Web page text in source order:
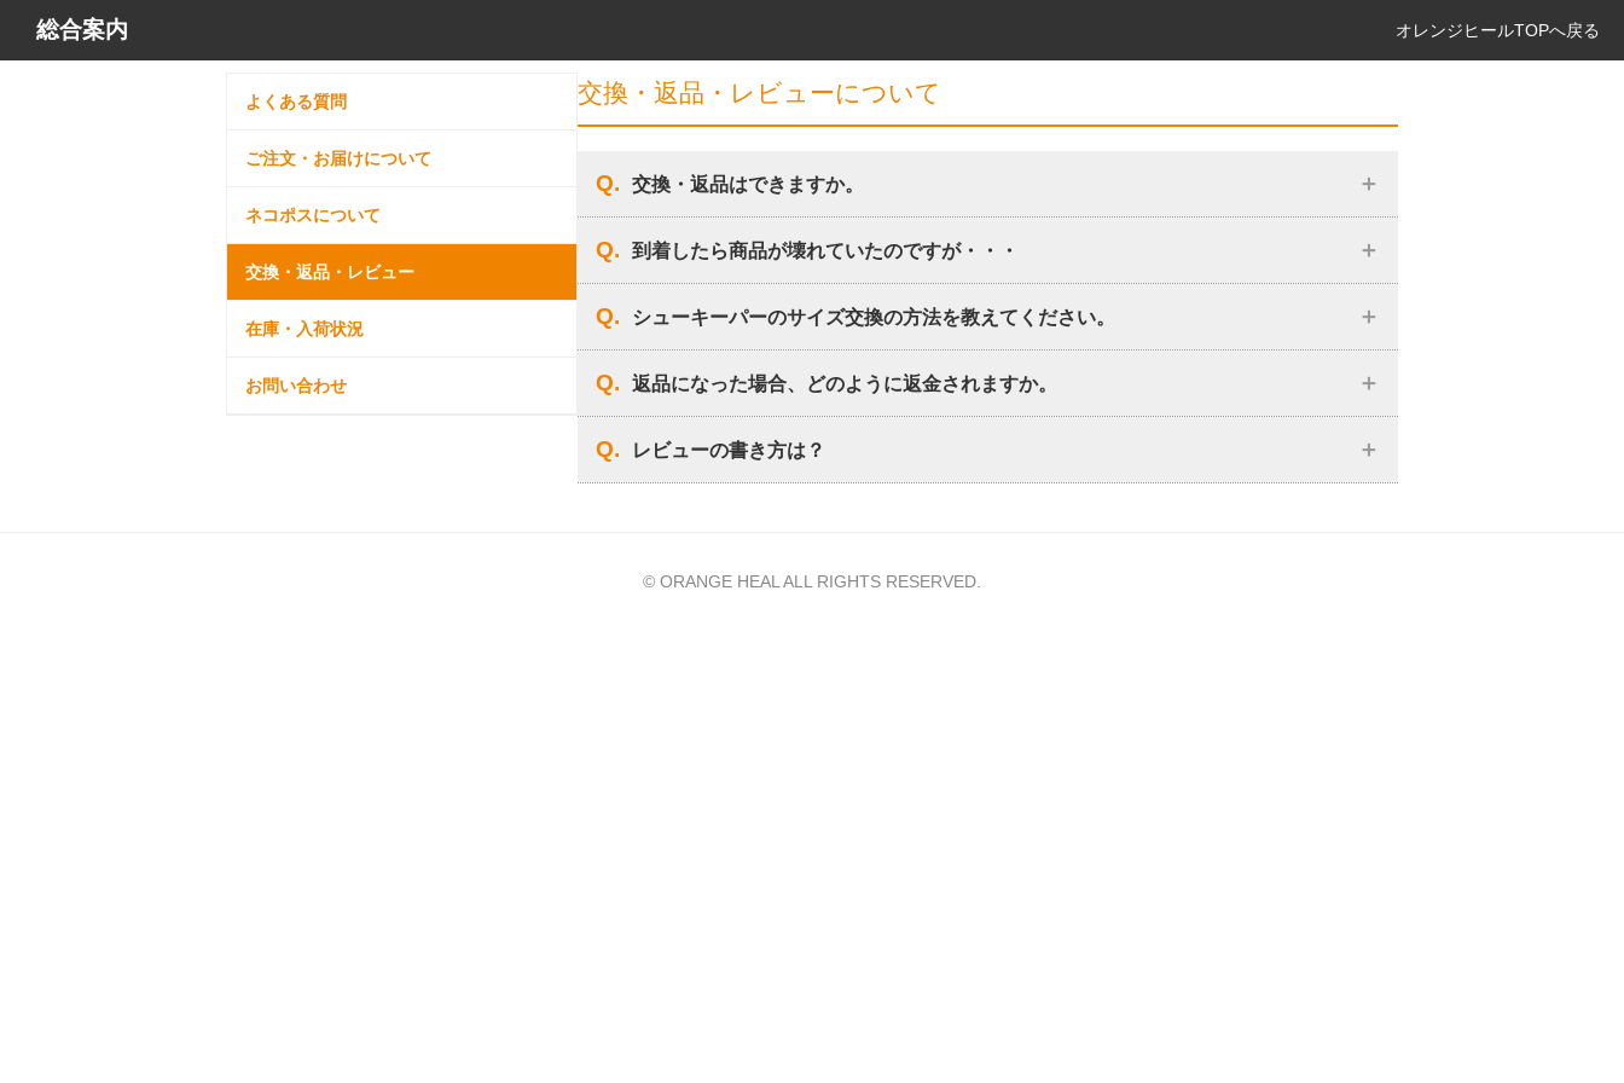
総合案内 オレンジヒールTOPへ戻る
よくある質問
ご注文・お届けについて
ネコポスについて
交換・返品・レビュー
在庫・入荷状況
お問い合わせ
交換・返品・レビューについて
交換・返品はできますか。
到着したら商品が壊れていたのですが・・・
シューキーパーのサイズ交換の方法を教えてください。
返品になった場合、どのように返金されますか。
レビューの書き方は？
© ORANGE HEAL ALL RIGHTS RESERVED.